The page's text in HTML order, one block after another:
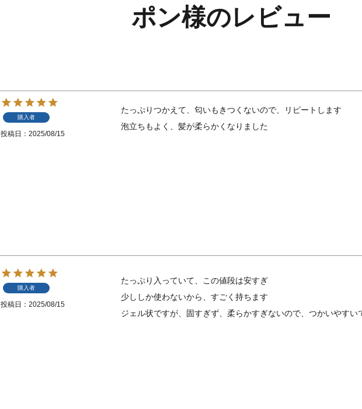
ポン様のレビュー
購入者
投稿日 2025/08/15
たっぷりつかえて、匂いもきつくないので、リピートします
泡立ちもよく、髪が柔らかくなりました
購入者
投稿日 2025/08/15
たっぷり入っていて、この値段は安すぎ
少ししか使わないから、すごく持ちます
ジェル状ですが、固すぎず、柔らかすぎないので、つかいやすい